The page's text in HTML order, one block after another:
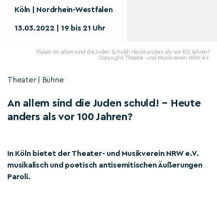
Köln | Nordrhein-Westfalen
13.03.2022 | 19 bis 21 Uhr
Plakat: An allem sind die Juden Schuld! Heute anders als vor 100 Jahren?
Copyright: Theater- und Musikverein NRW e.V.
Theater | Bühne
An allem sind die Juden schuld! – Heute
anders als vor 100 Jahren?
In Köln bietet der Theater- und Musikverein NRW e.V.
musikalisch und poetisch antisemitischen Äußerungen
Paroli.